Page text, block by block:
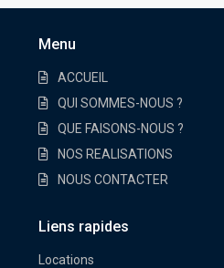
Menu
ACCUEIL
QUI SOMMES-NOUS ?
QUE FAISONS-NOUS ?
NOS REALISATIONS
NOUS CONTACTER
Liens rapides
Locations